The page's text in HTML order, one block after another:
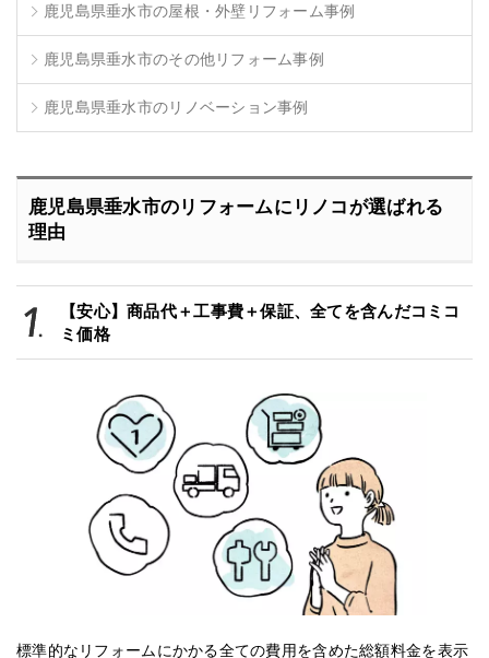
鹿児島県垂水市の屋根・外壁リフォーム事例
鹿児島県垂水市のその他リフォーム事例
鹿児島県垂水市のリノベーション事例
鹿児島県垂水市のリフォームにリノコが選ばれる
理由
【安心】商品代＋工事費＋保証、全てを含んだコミコ
ミ価格
標準的なリフォームにかかる全ての費用を含めた総額料金を表示